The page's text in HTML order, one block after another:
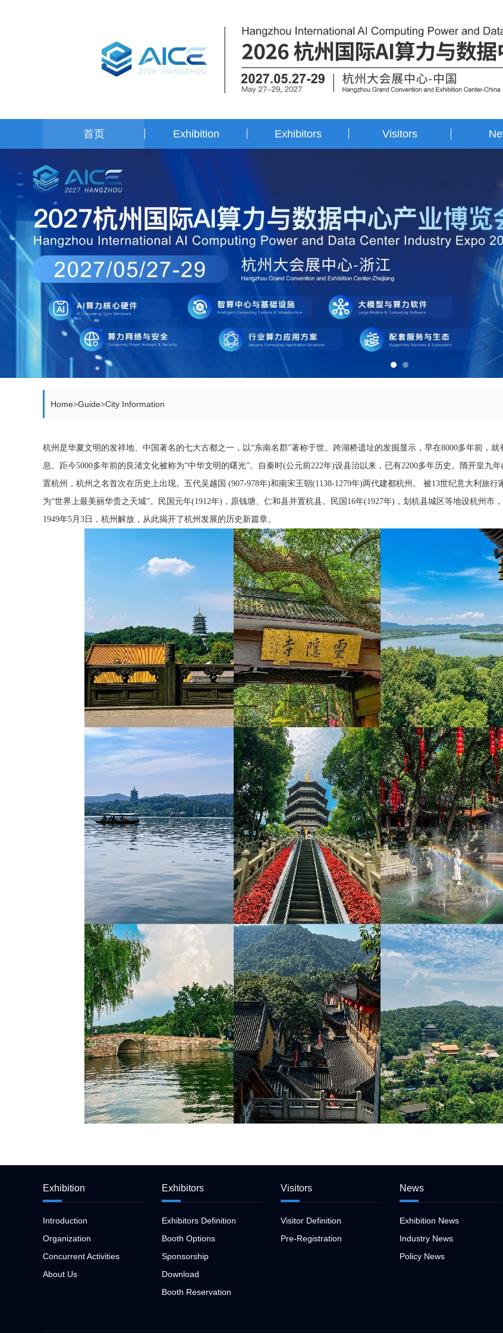
首页 Exhibition Exhibitors Visitors
Home>Guide>City Information
杭州是华夏文明的发祥地、中国著名的七大古都之一，以“东南名郡”著称于世。跨湖桥遗址的发掘显示，早在8000多年前，就
息。距今5000多年前的良渚文化被称为“中华文明的曙光”。自秦时(公元前222年)设县治以来，已有2200多年历史。隋开皇九年
置杭州，杭州之名首次在历史上出现。五代吴越国 (907-978年)和南宋王朝(1138-1279年)两代建都杭州。 被13世纪意大利旅行
为“世界上最美丽华贵之天城”。民国元年(1912年)，原钱塘、仁和县并置杭县。民国16年(1927年)，划杭县城区等地设杭州市，
1949年5月3日，杭州解放，从此揭开了杭州发展的历史新篇章。
Exhibition
Introduction
Organization
Concurrent Activities
About Us
Exhibitors
Exhibitors Definition
Booth Options
Sponsorship
Download
Booth Reservation
Visitors
Visitor Definition
Pre-Registration
News
Exhibition News
Industry News
Policy News